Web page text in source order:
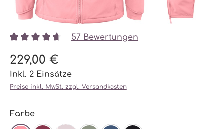
57 Bewertungen
229,00 €
Inkl. 2 Einsätze
Preise inkl. MwSt. zzgl. Versandkosten
Farbeauswählen